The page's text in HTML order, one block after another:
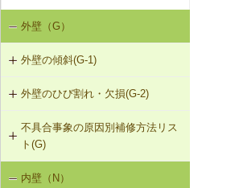
外壁（G）
外壁の傾斜(G-1)
G-1-304 壁の打直し補修（耐力壁
等）
G-1-305 壁表層面の打直し補修
G-1-306 壁の構造スリットの補修
外壁のひび割れ・欠損(G-2)
G-2-301 樹脂注入工法
G-2-302 Uカットシール材充填工法
不具合事象の原因別補修方法リス
ト(G)
外壁の傾斜（G-1）
内壁（N）